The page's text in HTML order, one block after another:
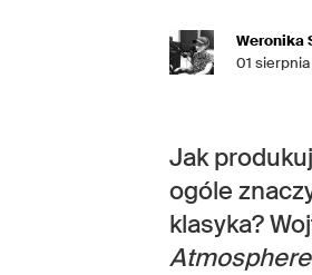
Weronika
01
Jak
ogóle
klasyka?